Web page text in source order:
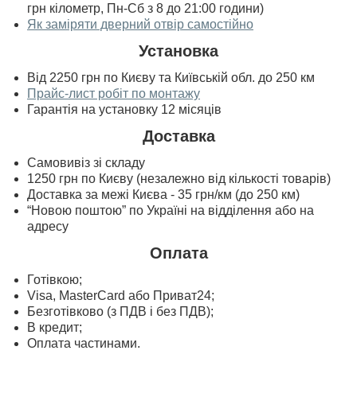
грн кілометр, Пн-Сб з 8 до 21:00 години)
Як заміряти дверний отвір самостійно
Установка
Від 2250 грн по Києву та Київській обл. до 250 км
Прайс-лист робіт по монтажу
Гарантія на установку 12 місяців
Доставка
Самовивіз зі складу
1250 грн по Києву (незалежно від кількості товарів)
Доставка за межі Києва - 35 грн/км (до 250 км)
“Новою поштою” по Україні на відділення або на
адресу
Оплата
Готівкою;
Visa, MasterСard або Приват24;
Безготівково (з ПДВ і без ПДВ);
В кредит;
Оплата частинами.